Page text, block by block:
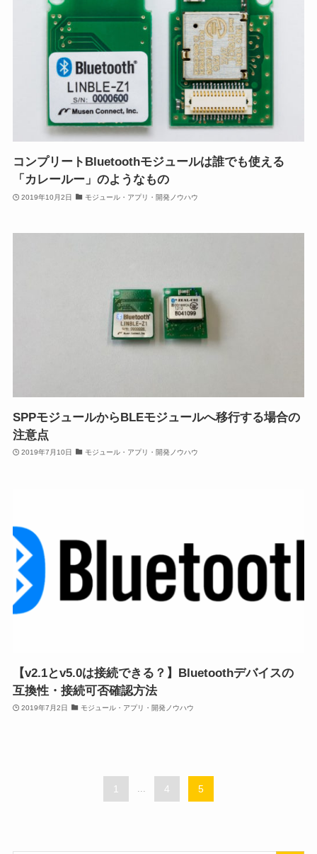
コンプリートBluetoothモジュールは誰でも使える
「カレールー」のようなもの
2019年10月2日 モジュール・アプリ・開発ノウハウ
SPPモジュールからBLEモジュールへ移行する場合の
注意点
2019年7月10日 モジュール・アプリ・開発ノウハウ
【v2.1とv5.0は接続できる？】Bluetoothデバイスの
互換性・接続可否確認方法
2019年7月2日 モジュール・アプリ・開発ノウハウ
1 4 5